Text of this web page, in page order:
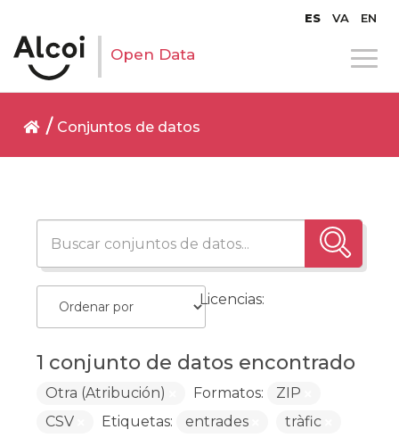
ES VA EN
Open Data
Conjuntos de datos
1 conjunto de datos encontrado
Licencias:
Otra (Atribución) Formatos:
ZIP
CSV
Etiquetas: entrades tràfic